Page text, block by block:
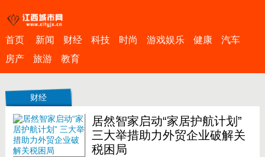
首页 新闻 财经 科技 时尚 游戏娱乐 健康
汽车
房产
旅游 教育
财经
居然智家启动“家居护航计划”
三大举措助力外贸企业破解关
税困局